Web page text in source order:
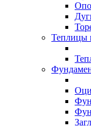
Теплицы